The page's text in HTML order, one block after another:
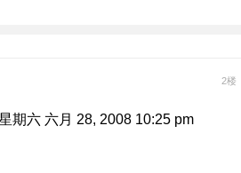
2楼
期六 六月 28, 2008 10:25 pm